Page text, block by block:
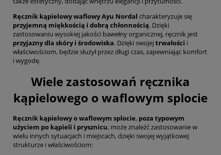
Ręcznik kąpielowy waflowy Ayu Nordal charakteryzuje się
przyjemną miękkością i dobrą chłonnością. Dzięki
zastosowaniu wysokiej jakości bawełny organicznej, ręcznik jest
przyjazny dla skóry i środowiska. Dzięki swojej trwałości i
właściwościom, będzie służył przez długi czas, zapewniając komfort
i wygodę.
Wiele zastosowań ręcznika
kąpielowego o waflowym splocie
Ręcznik kąpielowyo waflowym splocie, poza typowym
użyciem po kąpieli i prysznicu, może znaleźć zastosowanie w
wielu innych sytuacjach i miejscach, dzięki swojej wyjątkowej
strukturze i właściwościom: